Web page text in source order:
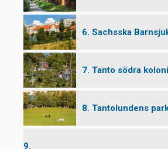
m
e
6. Sachsska
7. Tanto södra koloni
8. Tantolundens
9.